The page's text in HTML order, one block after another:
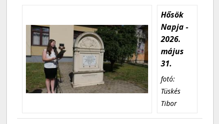
Hősök
Napja -
2026.
május
31.
fotó:
Tüskés
Tibor